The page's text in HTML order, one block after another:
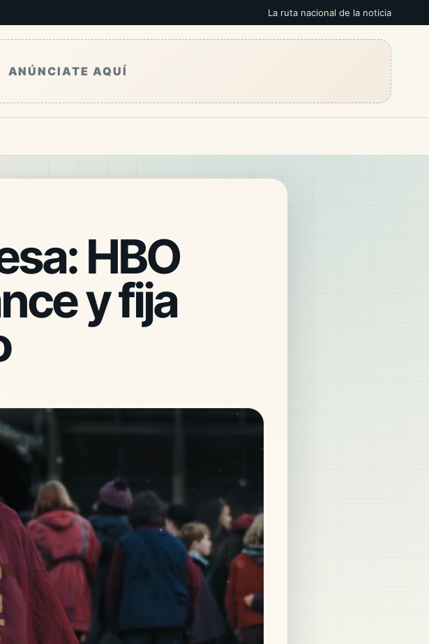
La ruta nacional de la noticia
ANÚNCIATE AQUÍ
HBO
y fija